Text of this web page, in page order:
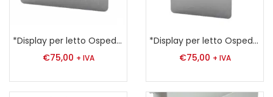
*Display per letto Ospedaliero in Alluminio A4
€75,00 + IVA
*Display per letto Ospedaliero in Alluminio A4 Verticale
€75,00 + IVA
Lost password?